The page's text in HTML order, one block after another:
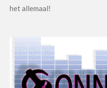
het allemaal!